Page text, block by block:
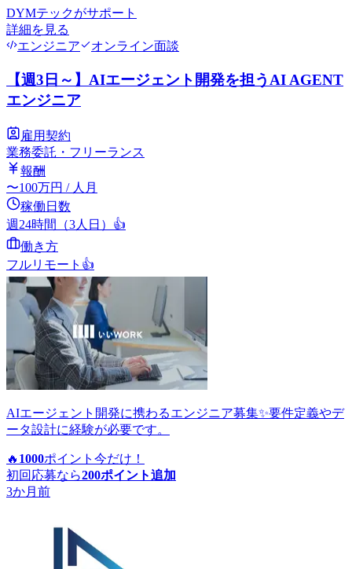
DYMテックがサポート
詳細を見る
エンジニア
オンライン面談
【週3日～】AIエージェント開発を担うAI AGENT
エンジニア
雇用契約
業務委託・フリーランス
報酬
〜100万円 / 人月
稼働日数
週24時間（3人日） 👍
働き方
フルリモート 👍
AIエージェント開発に携わるエンジニア募集✨要件定義やデ
ータ設計に経験が必要です。
🔥 1000ポイント 今だけ！
初回応募なら200ポイント追加
3か月前